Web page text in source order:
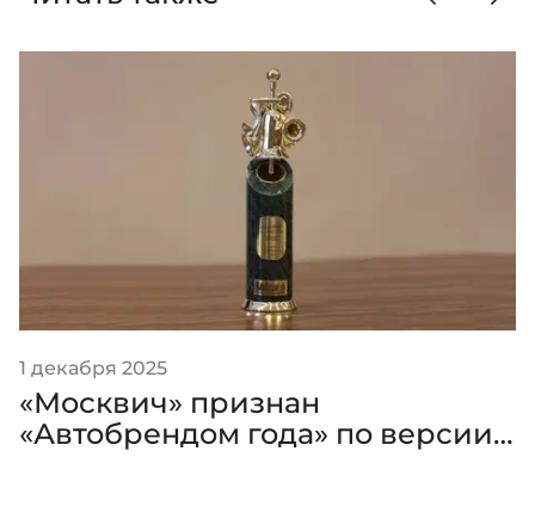
1 декабря 2025
«Москвич» признан
«Автобрендом года» по версии